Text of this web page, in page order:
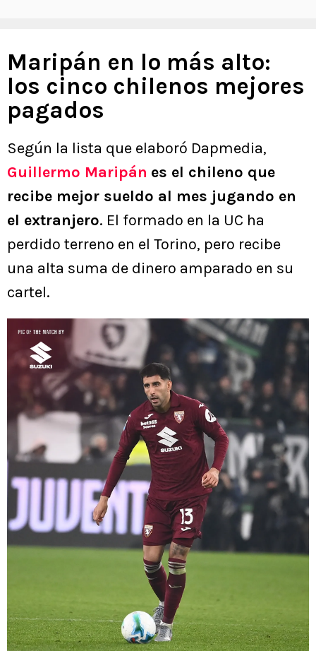
Maripán en lo más alto:
los cinco chilenos mejores
pagados
Según la lista que elaboró Dapmedia,
Guillermo Maripán es el chileno que
recibe mejor sueldo al mes jugando en
el extranjero. El formado en la UC ha
perdido terreno en el Torino, pero recibe
una alta suma de dinero amparado en su
cartel.